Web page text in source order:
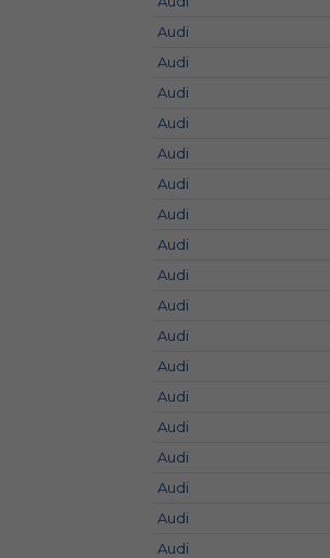
Audi
Audi
Audi
Audi
Audi
Audi
Audi
Audi
Audi
Audi
Audi
Audi
Audi
Audi
Audi
Audi
Audi
Audi